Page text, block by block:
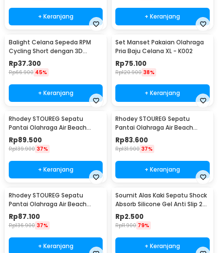
+ Keranjang + Keranjang
Balight Celana Sepeda RPM
Cycling Short dengan 3D
Padded Sponge L - CK01
Rp37.300
Rp66.900 45%
+ Keranjang
Set Manset Pakaian Olahraga
Pria Baju Celana XL - K002
Rp75.100
Rp120.900 38%
+ Keranjang
Rhodey STOUREG Sepatu
Pantai Olahraga Air Beach
Shoes 42 - 6688
Rp89.500
Rp139.900 37%
+ Keranjang
Rhodey STOUREG Sepatu
Pantai Olahraga Air Beach
Shoes 43 - 6688
Rp83.600
Rp131.900 37%
+ Keranjang
Rhodey STOUREG Sepatu
Pantai Olahraga Air Beach
Shoes 44 - 6688
Rp87.100
Rp136.900 37%
+ Keranjang
Soumit Alas Kaki Sepatu Shock
Absorb Silicone Gel Anti Slip 2
PCS - MJ003
Rp2.500
Rp11.900 79%
+ Keranjang